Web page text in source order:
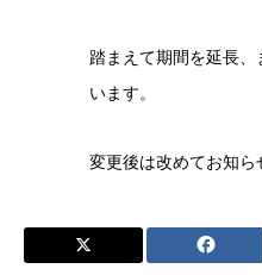
踏まえて期間を延長
います。
変更後は改めてお知ら